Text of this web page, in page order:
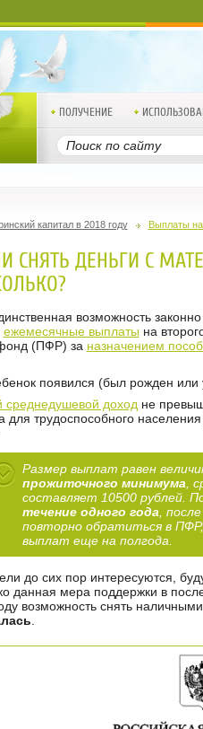
ПОЛУЧЕНИЕ
капитал в 2018 году Выплаты
ДЕНЬГИ С
возможность
ежемесячные выплаты на
(ПФР) за назначением
появился (был рожден или
среднедушевой доход не
для трудоспособного населения
Размер выплат равен
прожиточного минимума ,
составляет 10500 рублей.
течение одного года ,
повторно обратиться в
выплат еще на полгода.
до сих пор интересуются,
данная мера поддержки в
возможность снять